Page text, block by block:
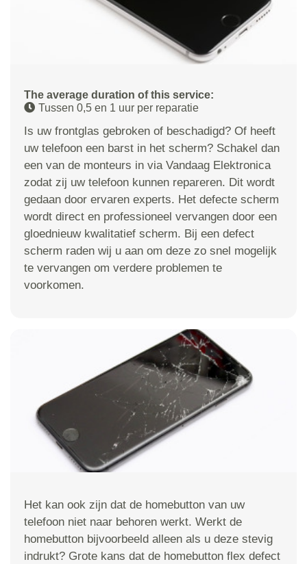
The average duration of this service:
Tussen 0,5 en 1 uur per reparatie
Is uw frontglas gebroken of beschadigd? Of heeft
uw telefoon een barst in het scherm? Schakel dan
een van de monteurs in via Vandaag Elektronica
zodat zij uw telefoon kunnen repareren. Dit wordt
gedaan door ervaren experts. Het defecte scherm
wordt direct en professioneel vervangen door een
gloednieuw kwalitatief scherm. Bij een defect
scherm raden wij u aan om deze zo snel mogelijk
te vervangen om verdere problemen te
voorkomen.
Het kan ook zijn dat de homebutton van uw
telefoon niet naar behoren werkt. Werkt de
homebutton bijvoorbeeld alleen als u deze stevig
indrukt? Grote kans dat de homebutton flex defect